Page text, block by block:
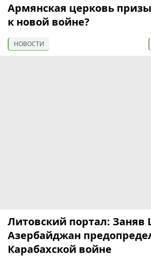
Армянская церковь
к новой войне?
НОВОСТИ
Литовский портал:
Азербайджан
Карабахской войне